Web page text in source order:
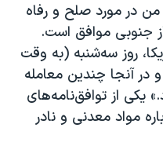
من در مورد صلح و رفاه
جنوبی موافق است.
روز سه‌شنبه (به وقت
در آنجا چندین معامله
یکی از توافق‌نامه‌های
مواد معدنی و نادر